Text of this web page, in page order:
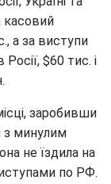
касовий
а за виступи
$60 тис. і
заробивши
з минулим
не їздила на
по РФ.